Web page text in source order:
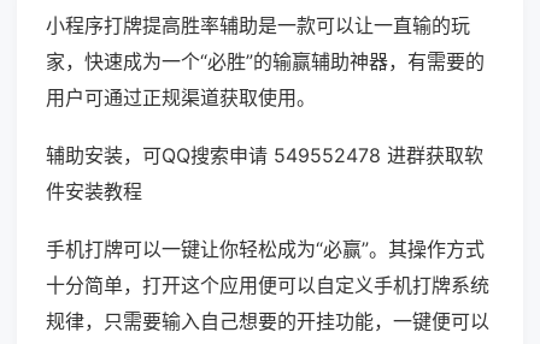
小程序打牌提高胜率辅助是一款可以让一直输的玩
家，快速成为一个“必胜”的输赢辅助神器，有需要的
用户可通过正规渠道获取使用。
辅助安装，可QQ搜索申请 549552478 进群获取软
件安装教程
手机打牌可以一键让你轻松成为“必赢”。其操作方式
十分简单，打开这个应用便可以自定义手机打牌系统
规律，只需要输入自己想要的开挂功能，一键便可以